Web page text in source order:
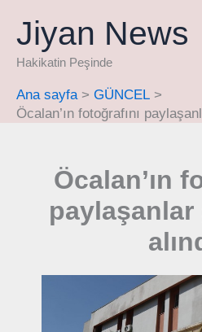
Jiyan News
Hakikatin Peşinde
Ana sayfa
GÜNCEL
Öcalan’ın fotoğrafını
Öcalan’ın
paylaşanlar